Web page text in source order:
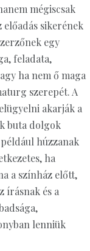
mégiscsak
sikerének
egy
feladata,
ha nem ő maga
szerepét. A
akarják a
buta dolgok
húzzanak
ha
a színház előtt,
írásnak és a
lenniük